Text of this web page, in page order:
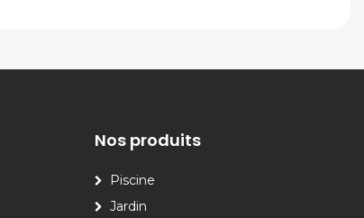
Nos produits
Piscine
Jardin